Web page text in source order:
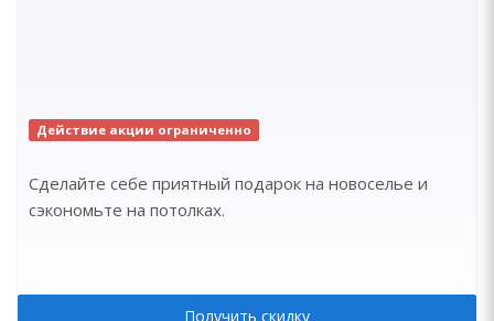
Действие акции ограниченно
Сделайте себе приятный подарок на новоселье и
сэкономьте на потолках.
Получить скидку